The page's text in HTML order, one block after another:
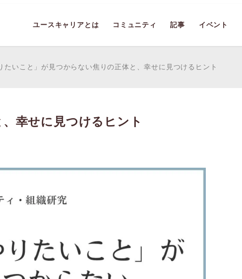
ユースキャリアとは コミュニティ 記事 イベント
たいこと」が見つからない焦りの正体と、幸せに見つけるヒント
幸せに見つけるヒント